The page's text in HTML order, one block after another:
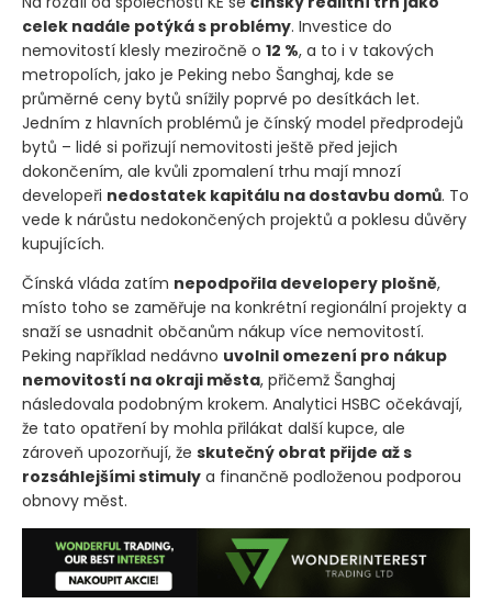
celek nadále potýká s problémy. Investice do
nemovitostí klesly meziročně o 12 %, a to i v takových
metropolích, jako je Peking nebo Šanghaj, kde se
průměrné ceny bytů snížily poprvé po desítkách let.
Jedním z hlavních problémů je čínský model předprodejů
bytů – lidé si pořizují nemovitosti ještě před jejich
dokončením, ale kvůli zpomalení trhu mají mnozí
developeři nedostatek kapitálu na dostavbu domů. To
vede k nárůstu nedokončených projektů a poklesu důvěry
kupujících.
Čínská vláda zatím nepodpořila developery plošně,
místo toho se zaměřuje na konkrétní regionální projekty a
snaží se usnadnit občanům nákup více nemovitostí.
Peking například nedávno uvolnil omezení pro nákup
nemovitostí na okraji města, přičemž Šanghaj
následovala podobným krokem. Analytici HSBC očekávají,
že tato opatření by mohla přilákat další kupce, ale
zároveň upozorňují, že skutečný obrat přijde až s
rozsáhlejšími stimuly a finančně podloženou podporou
obnovy měst.